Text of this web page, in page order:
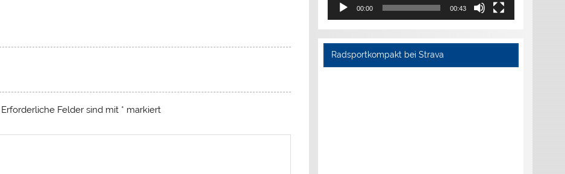
Erforderliche Felder sind mit * markiert
00:00 00:43
Radsportkompakt bei Strava